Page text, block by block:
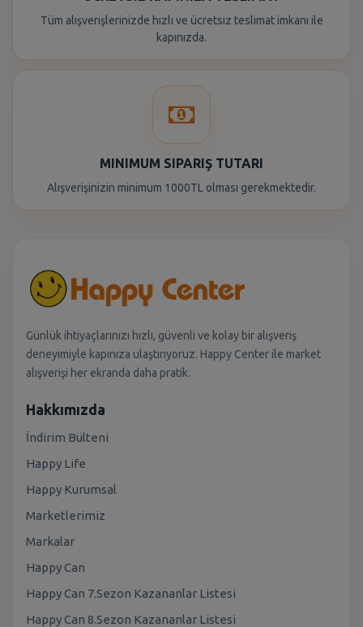
Tüm alışverişlerinizde hızlı ve ücretsiz teslimat imkanı ile
kapınızda.
MINIMUM SIPARIŞ TUTARI
Alışverişinizin minimum 1000TL olması gerekmektedir.
Günlük ihtiyaçlarınızı hızlı, güvenli ve kolay bir alışveriş
deneyimiyle kapınıza ulaştırıyoruz. Happy Center ile market
alışverişi her ekranda daha pratik.
Hakkımızda
İndirim Bülteni
Happy Life
Happy Kurumsal
Marketlerimiz
Markalar
Happy Can
Happy Can 7.Sezon Kazananlar Listesi
Happy Can 8.Sezon Kazananlar Listesi